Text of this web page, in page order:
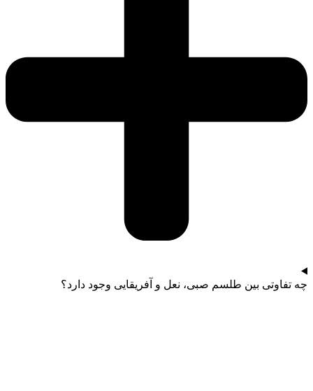
چه تفاوتی بین طلسم صبی، نعل و آفریقایی وجود دارد؟